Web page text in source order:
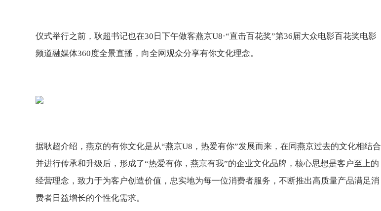
仪式举行之前，耿超书记也在30日下午做客燕京U8·“直击百花奖”第36届大众电影百花奖电影
频道融媒体360度全景直播，向全网观众分享有你文化理念。
据耿超介绍，燕京的有你文化是从“燕京U8，热爱有你”发展而来，在同燕京过去的文化相结合
并进行传承和升级后，形成了“热爱有你，燕京有我”的企业文化品牌，核心思想是客户至上的
经营理念，致力于为客户创造价值，忠实地为每一位消费者服务，不断推出高质量产品满足消
费者日益增长的个性化需求。